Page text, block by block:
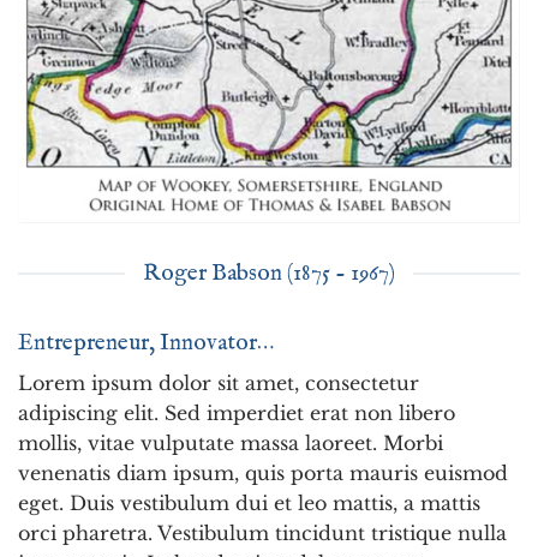
Roger Babson (1875 - 1967)
Entrepreneur, Innovator…
Lorem ipsum dolor sit amet, consectetur
adipiscing elit. Sed imperdiet erat non libero
mollis, vitae vulputate massa laoreet. Morbi
venenatis diam ipsum, quis porta mauris euismod
eget. Duis vestibulum dui et leo mattis, a mattis
orci pharetra. Vestibulum tincidunt tristique nulla